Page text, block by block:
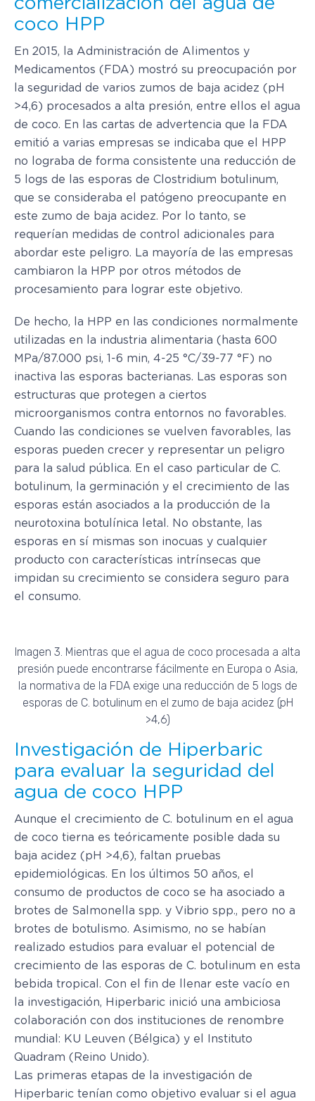
coco HPP
En 2015, la Administración de Alimentos y
Medicamentos (FDA) mostró su preocupación por
la seguridad de varios zumos de baja acidez (pH
>4,6) procesados a alta presión, entre ellos el agua
de coco. En las cartas de advertencia que la FDA
emitió a varias empresas se indicaba que el HPP
no lograba de forma consistente una reducción de
5 logs de las esporas de Clostridium botulinum,
que se consideraba el patógeno preocupante en
este zumo de baja acidez. Por lo tanto, se
requerían medidas de control adicionales para
abordar este peligro. La mayoría de las empresas
cambiaron la HPP por otros métodos de
procesamiento para lograr este objetivo.
De hecho, la HPP en las condiciones normalmente
utilizadas en la industria alimentaria (hasta 600
MPa/87.000 psi, 1-6 min, 4-25 °C/39-77 °F) no
inactiva las esporas bacterianas. Las esporas son
estructuras que protegen a ciertos
microorganismos contra entornos no favorables.
Cuando las condiciones se vuelven favorables, las
esporas pueden crecer y representar un peligro
para la salud pública. En el caso particular de C.
botulinum, la germinación y el crecimiento de las
esporas están asociados a la producción de la
neurotoxina botulínica letal. No obstante, las
esporas en sí mismas son inocuas y cualquier
producto con características intrínsecas que
impidan su crecimiento se considera seguro para
el consumo.
Imagen 3. Mientras que el agua de coco procesada a alta
presión puede encontrarse fácilmente en Europa o Asia,
la normativa de la FDA exige una reducción de 5 logs de
esporas de C. botulinum en el zumo de baja acidez (pH
>4,6)
Investigación de Hiperbaric
para evaluar la seguridad del
agua de coco HPP
Aunque el crecimiento de C. botulinum en el agua
de coco tierna es teóricamente posible dada su
baja acidez (pH >4,6), faltan pruebas
epidemiológicas. En los últimos 50 años, el
consumo de productos de coco se ha asociado a
brotes de Salmonella spp. y Vibrio spp., pero no a
brotes de botulismo. Asimismo, no se habían
realizado estudios para evaluar el potencial de
crecimiento de las esporas de C. botulinum en esta
bebida tropical. Con el fin de llenar este vacío en
la investigación, Hiperbaric inició una ambiciosa
colaboración con dos instituciones de renombre
mundial: KU Leuven (Bélgica) y el Instituto
Quadram (Reino Unido).
Las primeras etapas de la investigación de
Hiperbaric tenían como objetivo evaluar si el agua